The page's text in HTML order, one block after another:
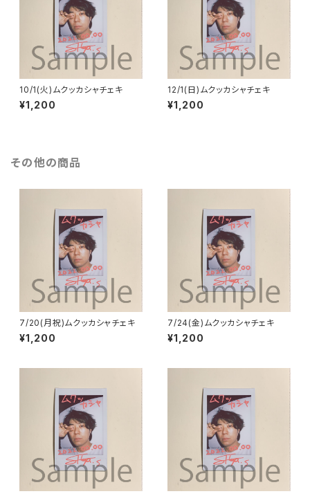
10/1(火)ムクッカシャチェキ
¥1,200
12/1(日)ムクッカシャチェキ
¥1,200
その他の商品
7/20(月祝)ムクッカシャチェキ
¥1,200
7/24(金)ムクッカシャチェキ
¥1,200